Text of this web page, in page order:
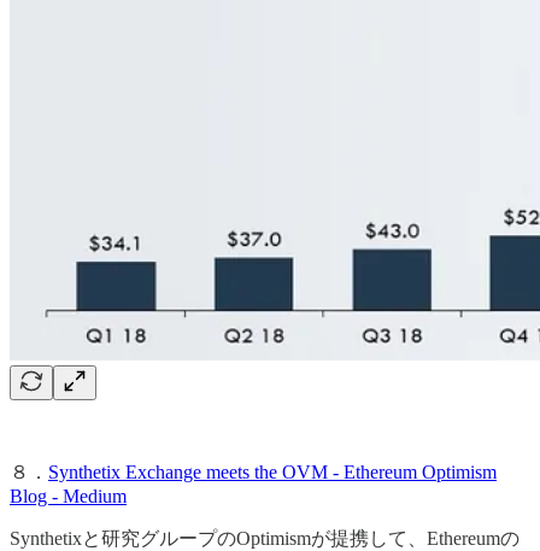
８． Synthetix Exchange meets the OVM - Ethereum Optimism
Blog - Medium
Synthetixと研究グループのOptimismが提携して、Ethereumの